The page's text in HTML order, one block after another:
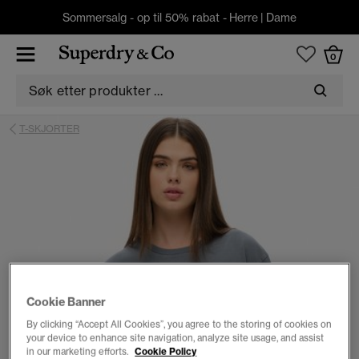
Sommersalg - op til 50% rabat - Herre | Dame
0
T-SKJORTER
Cookie Banner
By clicking “Accept All Cookies”, you agree to the storing of cookies on
your device to enhance site navigation, analyze site usage, and assist
in our marketing efforts. Cookie Policy